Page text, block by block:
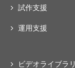
試作支援
運用支援
ビデオライブラリ